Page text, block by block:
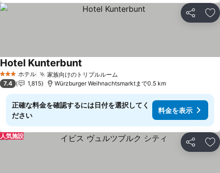
シェア お
3 ホテルのランク
ホテル 家族向けのトリプルルーム
Hotel Kunterbunt
7.4 1,815 Würzburger Weihnachtsmarktまで0.5 km
正確な料金を確認するには日付を選択してく
ださい
料金を表示
シェア お
人気施設